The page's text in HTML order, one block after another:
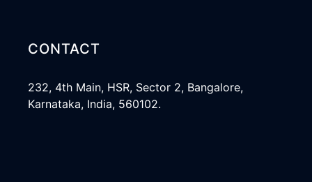
CONTACT
232, 4th Main, HSR, Sector 2, Bangalore,
Karnataka, India, 560102.